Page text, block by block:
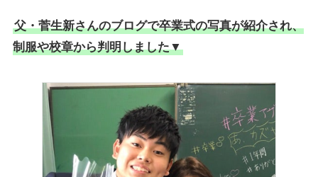
父・菅生新さんのブログで卒業式の写真が紹介され、
制服や校章から判明しました▼